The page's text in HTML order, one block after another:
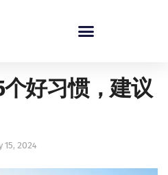
个好习惯，建议
15, 2024